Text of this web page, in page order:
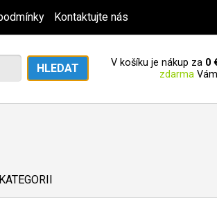
Kontaktujte nás
V košíku je nákup za 0
zdarma